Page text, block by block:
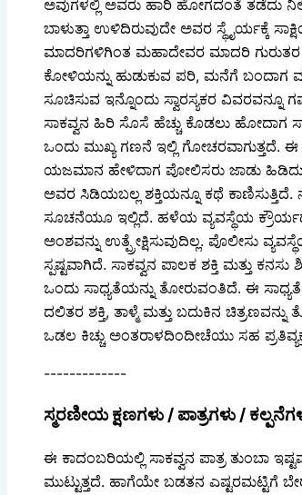
ಅವುಗಳಲ್ಲಿ ಅವರು ಹಾರಿ ಹೋಗದಂತೆ ತಡೆದು
ಬಾಳುತ್ತಾ ಉಳಿದಿರುವುದೇ ಅವರ ಸ್ಥೈರ್ಯಕ್ಕೆ
ಮಾದರಿಗಳಿಗಿಂತ ಮಹಾದೇವರ ಮಾದರಿ ಗುರುತರ
ಕೋಳಿಯನ್ನು ಹುಡುಕುವ ಪರಿ, ಮನೆಗೆ ಬಂದಾಗ
ಸೂಚಿಸುವ ಇನ್ನೊಂದು ಸ್ವಾರಸ್ಯಕರ
ಸಾಕವ್ವನ ಹಿರಿ ಸೊಸೆ ಹೆಚ್ಚು ಕೊಡಲು ಹೋದಾಗ
ಒಂದು ಮುಖ್ಯ ಗಣನೆ ಇಲ್ಲಿ ಗೋಚರವಾಗುತ್ತದೆ. ಈ
ಯಜಮಾನ ಹೇಳಿದಾಗ ಪೋಲಿಸರು ಜಾಡು ಹಿಡಿದು
ಅವರ ಸಿಡಿಯಬಲ್ಲ ಶಕ್ತಿಯನ್ನೂ ಕಥೆ ಕಾಣಿಸುತ್ತಿದೆ.
ಸೂಚನೆಯೂ ಇಲ್ಲಿದೆ. ಹಳೆಯ ವ್ಯವಸ್ಥೆಯ ಕ್ರೌರ್ಯದ
ಅಂಶವನ್ನು ಉತ್ಪ್ರೇಕ್ಷಿಸುವುದಿಲ್ಲ. ಪೊಲೀಸು
ಸ್ಪಷ್ಟವಾಗಿದೆ. ಸಾಕವ್ವನ ಪಾಲಕ ಶಕ್ತಿ ಮತ್ತು
ಒಂದು ಸಾಧ್ಯತೆಯನ್ನು ತೋರುವಂತಿದೆ. ಈ
ದಲಿತರ ಶಕ್ತಿ, ತಾಳ್ಮೆ ಮತ್ತು ಬದುಕಿನ
ಒಡಲ ಕಿಚ್ಚು ಅಂತರಾಳದಿಂದೀಚೆಯು ಸಹ
-------------
ಸ್ಮರಣೀಯ ಕ್ಷಣಗಳು / ಪಾತ್ರಗಳು /
ಈ ಕಾದಂಬರಿಯಲ್ಲಿ ಸಾಕವ್ವನ ಪಾತ್ರ ತುಂಬಾ
ಮುಟ್ಟುತ್ತದೆ. ಹಾಗೆಯೇ ಬಡತನ ಎಷ್ಟರಮಟ್ಟಿಗೆ